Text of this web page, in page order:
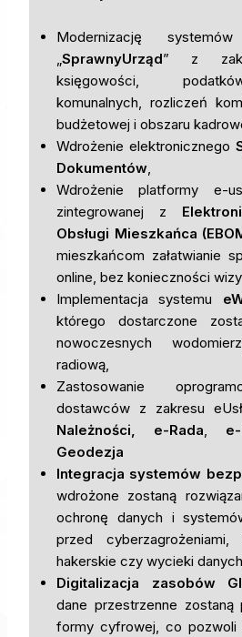
Modernizację systemów
„SprawnyUrząd” z
księgowości,
komunalnych, rozliczeń
budżetowej i obszaru
Wdrożenie elektronicznego
Dokumentów,
Wdrożenie platformy e-
zintegrowanej z
Obsługi Mieszkańca
mieszkańcom załatwianie
online, bez konieczności
Implementacja systemu
którego dostarczone
nowoczesnych
radiową,
Zastosowanie
dostawców z zakresu
Należności, e-Rada,
Geodezja
Integracja systemów
wdrożone zostaną
ochronę danych i
przed
hakerskie czy wycieki
Digitalizacja zasobów
dane przestrzenne zostaną
formy cyfrowej, co pozwoli